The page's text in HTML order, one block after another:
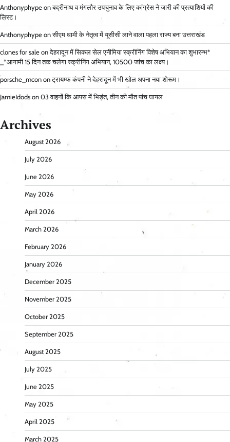
Anthonyphype onबद्रीनाथ व मंगलौर उपचुनाव के लिए कांग्रेस ने जारी की प्रत्याशियों की
लिस्ट।
Anthonyphype onसीएम धामी के नेतृत्व में यूसीसी लाने वाला पहला राज्य बना उत्तराखंड
clones for sale onदेहरादून में सिकल सेल एनीमिया स्क्रीनिंग विशेष अभियान का शुभारम्भ*
_*आगामी 15 दिन तक चलेगा स्क्रीनिंग अभियान, 10500 जांच का लक्ष्य।
porsche_mcon onट्रायम्फ कंपनी ने देहरादून में भी खोल अपना नया शोरूम।
JamieIdods on 03 वाहनों कि आपस में भिड़ंत, तीन की मौत पांच घायल
Archives
August 2026
July 2026
June 2026
May 2026
April 2026
March 2026
February 2026
January 2026
December 2025
November 2025
October 2025
September 2025
August 2025
July 2025
June 2025
May 2025
April 2025
March 2025